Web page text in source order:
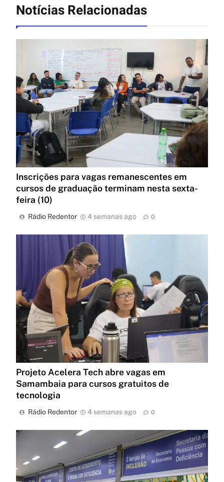
Notícias Relacionadas
Inscrições para vagas remanescentes em
cursos de graduação terminam nesta sexta-
feira (10)
Rádio Redentor 4 semanas ago 0
Projeto Acelera Tech abre vagas em
Samambaia para cursos gratuitos de
tecnologia
Rádio Redentor 4 semanas ago 0